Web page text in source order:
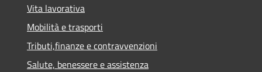
Vita lavorativa
Mobilità e trasporti
Tributi,finanze e contravvenzioni
Salute, benessere e assistenza